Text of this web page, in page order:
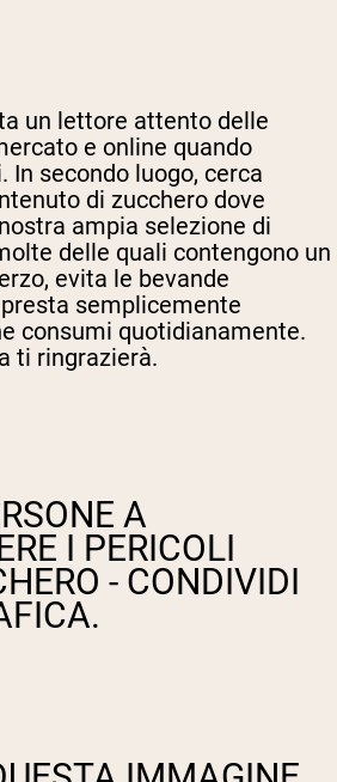
un lettore attento delle
e online quando
secondo luogo, cerca
di zucchero dove
ampia selezione di
delle quali contengono un
evita le bevande
semplicemente
consumi quotidianamente.
ti ringrazierà.
A
I PERICOLI
- CONDIVIDI